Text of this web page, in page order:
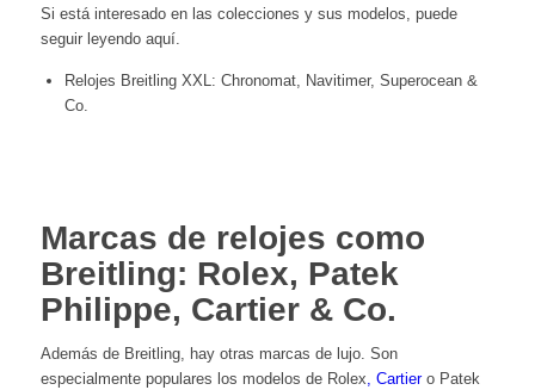
Si está interesado en las colecciones y sus modelos, puede
seguir leyendo aquí.
Relojes Breitling XXL: Chronomat, Navitimer, Superocean &
Co.
Marcas de relojes como
Breitling: Rolex, Patek
Philippe, Cartier & Co.
Además de Breitling, hay otras marcas de lujo. Son
especialmente populares los modelos de Rolex, Cartiero Patek